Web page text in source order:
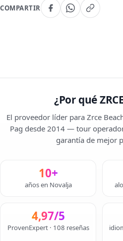
COMPARTIR
¿Por qué
El proveedor líder para Zrce
Pag desde 2014 — tour
garantía de mejor
10+
años en Novalja
4,97/5
ProvenExpert · 108 reseñas